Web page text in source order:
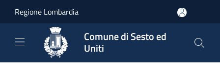
Regione Lombardia
Comune di Sesto ed
Uniti